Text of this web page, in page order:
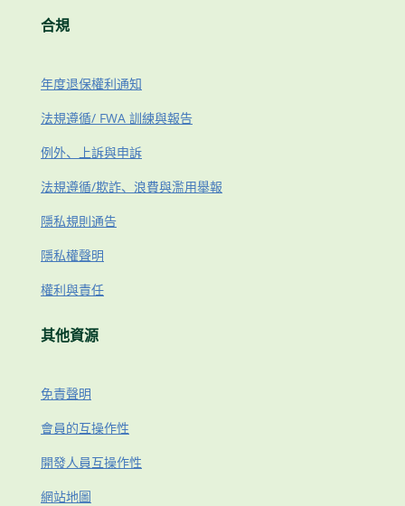
合規
年度退保權利通知
法規遵循/ FWA 訓練與報告
例外、上訴與申訴
法規遵循/欺詐、浪費與濫用舉報
隱私規則通告
隱私權聲明
權利與責任
其他資源
免責聲明
會員的互操作性
開發人員互操作性
網站地圖